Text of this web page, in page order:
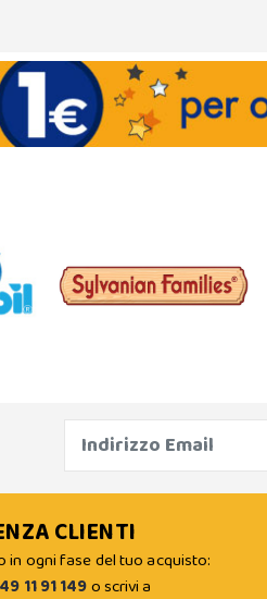
CLIENTI
in ogni fase del tuo acquisto:
11 91 149o scrivi a